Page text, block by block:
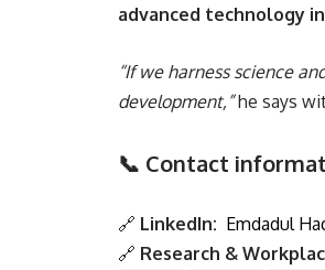
advanced technology
“If we harness science
development,”he says
📞 Contact
🔗 LinkedIn: Emdadul
🔗 Research &